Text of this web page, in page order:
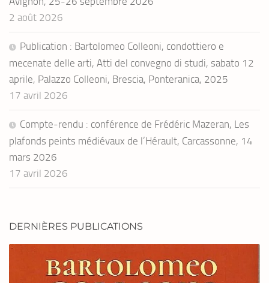
2 août 2026
Publication : Bartolomeo Colleoni, condottiero e
mecenate delle arti, Atti del convegno di studi, sabato 12
aprile, Palazzo Colleoni, Brescia, Ponteranica, 2025
17 avril 2026
Compte-rendu : conférence de Frédéric Mazeran, Les
plafonds peints médiévaux de l’Hérault, Carcassonne, 14
mars 2026
17 avril 2026
DERNIÈRES PUBLICATIONS